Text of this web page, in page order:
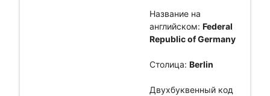
Название на
английском: Federal
Republic of Germany
Столица: Berlin
Двухбуквенный код